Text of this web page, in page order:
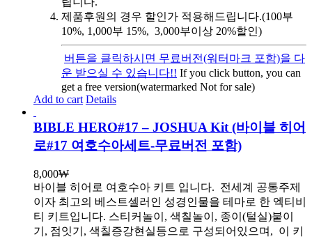
제품후원의 경우 할인가 적용해드립니다.(100부
10%, 1,000부 15%, 3,000부이상 20%할인)
버튼을 클릭하시면 무료버전(워터마크 포함)을 다
운 받으실 수 있습니다!! If you click button, you can
get a free version(watermarked Not for sale)
Add to cart Details
BIBLE HERO#17 – JOSHUA Kit (바이블 히어
로#17 여호수아세트-무료버전 포함)
8,000₩
바이블 히어로 여호수아 키트 입니다. 전세계 공통주제
이자 최고의 베스트셀러인 성경인물을 테마로 한 엑티비
티 키트입니다. 스티커놀이, 색칠놀이, 종이(털실)붙이
기, 점잇기, 색칠증강현실등으로 구성되어있으며, 이 키